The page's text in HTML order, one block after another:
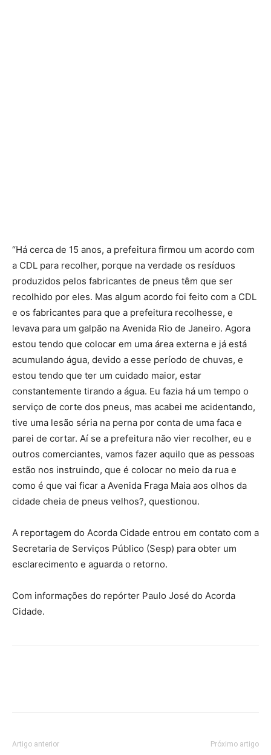
“Há cerca de 15 anos, a prefeitura firmou um acordo com
a CDL para recolher, porque na verdade os resíduos
produzidos pelos fabricantes de pneus têm que ser
recolhido por eles. Mas algum acordo foi feito com a CDL
e os fabricantes para que a prefeitura recolhesse, e
levava para um galpão na Avenida Rio de Janeiro. Agora
estou tendo que colocar em uma área externa e já está
acumulando água, devido a esse período de chuvas, e
estou tendo que ter um cuidado maior, estar
constantemente tirando a água. Eu fazia há um tempo o
serviço de corte dos pneus, mas acabei me acidentando,
tive uma lesão séria na perna por conta de uma faca e
parei de cortar. Aí se a prefeitura não vier recolher, eu e
outros comerciantes, vamos fazer aquilo que as pessoas
estão nos instruindo, que é colocar no meio da rua e
como é que vai ficar a Avenida Fraga Maia aos olhos da
cidade cheia de pneus velhos?, questionou.
A reportagem do Acorda Cidade entrou em contato com a
Secretaria de Serviços Público (Sesp) para obter um
esclarecimento e aguarda o retorno.
Com informações do repórter Paulo José do Acorda
Cidade.
Artigo anterior Próximo artigo